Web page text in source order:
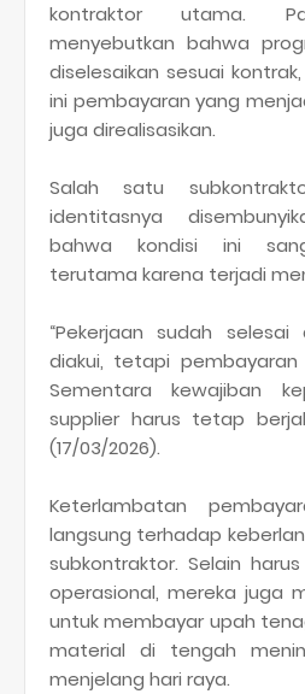
kontraktor utama.
menyebutkan bahwa
diselesaikan sesuai
ini pembayaran yang
juga direalisasikan.
Salah satu
identitasnya
bahwa kondisi ini
terutama karena terjadi
“Pekerjaan sudah
diakui, tetapi
Sementara kewajiban
supplier harus tetap
(17/03/2026).
Keterlambatan
langsung terhadap
subkontraktor. Selain
operasional, mereka juga
untuk membayar upah
material di tengah
menjelang hari raya.